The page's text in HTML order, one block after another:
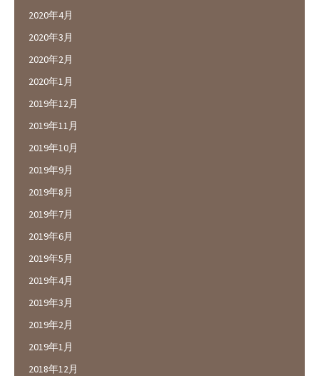
2020年4月
2020年3月
2020年2月
2020年1月
2019年12月
2019年11月
2019年10月
2019年9月
2019年8月
2019年7月
2019年6月
2019年5月
2019年4月
2019年3月
2019年2月
2019年1月
2018年12月